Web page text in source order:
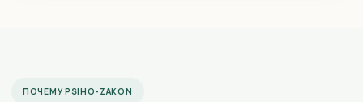
ПОЧЕМУ PSIHO-ZAKON